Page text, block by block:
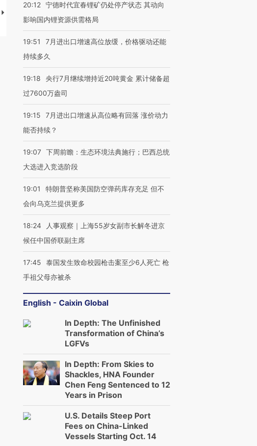
【推广】走进第四届链博
会，让数智科技“链”接产
【特别呈现】寻找100种
有意思的生活方式·第三对
住三大增长引擎是什么？
20:12 宁德时代宜春锂矿仍处停产状态 其动向
影响国内锂资源供需格局
19:51
7月进出口增速高位放缓，价格驱动还能
持续多久
19:18
央行7月继续增持近20吨黄金 累计储备超
过7600万盎司
19:15
7月进出口增速从高位略有回落 涨价动力
能否持续？
19:07 下周前瞻：生态环境法典施行；巴西总统
大选进入竞选阶段
19:01
特朗普坚称美国防空弹药库存充足 但不
会向乌克兰提供更多
18:24
人事观察｜上海55岁女副市长解冬进京
候任中国侨联副主席
17:45
泰国发生致命校园枪击案至少6人死亡 枪
手祖父母亦被杀
English - Caixin Global
In Depth: The Unfinished
Transformation of China’s
LGFVs
In Depth: From Skies to
Shackles, HNA Founder
Chen Feng Sentenced to 12
Years in Prison
U.S. Details Steep Port
Fees on China-Linked
Vessels Starting Oct. 14